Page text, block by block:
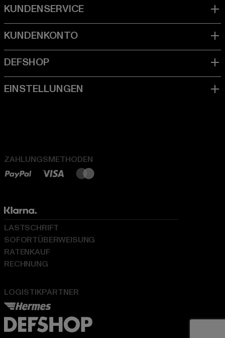
ZAHLUNGSMETHODEN
LOGISTIKPARTNER
LASTSCHRIFT
SOFORTÜBERWEISUNG
RATENKAUF
RECHNUNG